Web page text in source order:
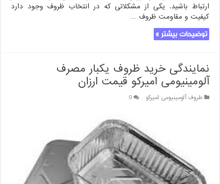
ارتباط باشید. یکی از مشکلاتی که در انتخاب ظروف وجود دارد
کیفیت و مقاومت ظروف …
توضیحات بیشتر »
نمایندگی خرید ظروف یکبار مصرف
آلومینیومی امیرکو قیمت ارزان
طروف آلومینیومی امیرکو 0